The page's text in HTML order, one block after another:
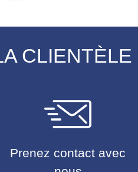
CLIENTÈLE
Prenez contact avec